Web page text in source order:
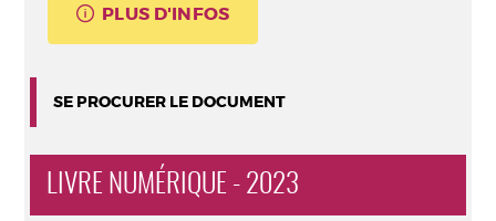
PLUS D'INFOS
SE PROCURER LE DOCUMENT
LIVRE NUMÉRIQUE - 2023